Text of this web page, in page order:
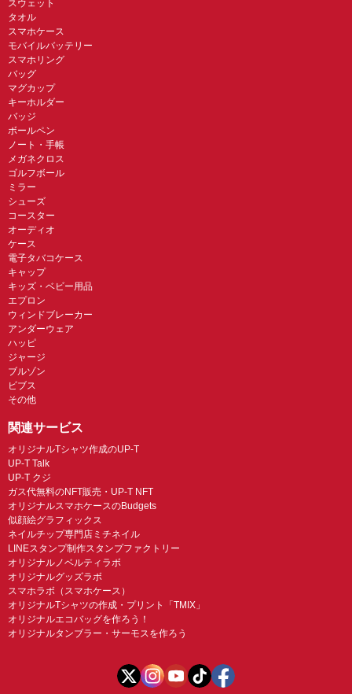
スウェット
タオル
スマホケース
モバイルバッテリー
スマホリング
バッグ
マグカップ
キーホルダー
バッジ
ボールペン
ノート・手帳
メガネクロス
ゴルフボール
ミラー
シューズ
コースター
オーディオ
ケース
電子タバコケース
キャップ
キッズ・ベビー用品
エプロン
ウィンドブレーカー
アンダーウェア
ハッピ
ジャージ
ブルゾン
ビブス
その他
関連サービス
オリジナルTシャツ作成のUP-T
UP-T Talk
UP-T クジ
ガス代無料のNFT販売・UP-T NFT
オリジナルスマホケースのBudgets
似顔絵グラフィックス
ネイルチップ専門店ミチネイル
LINEスタンプ制作スタンプファクトリー
オリジナルノベルティラボ
オリジナルグッズラボ
スマホラボ（スマホケース）
オリジナルTシャツの作成・プリント「TMIX」
オリジナルエコバッグを作ろう！
オリジナルタンブラー・サーモスを作ろう